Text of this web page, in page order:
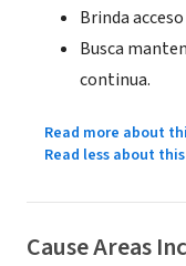
Brinda
Busca
continua.
Read more about
Read less about
Cause Areas